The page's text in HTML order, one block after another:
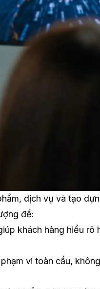
dịch vụ và tạo
để:
khách hàng hiểu rõ
vi toàn cầu, không